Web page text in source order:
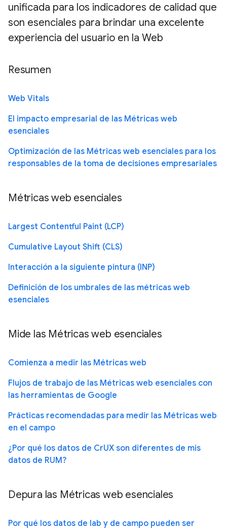
unificada para los indicadores de calidad que
son esenciales para brindar una excelente
experiencia del usuario en la Web
Resumen
Web Vitals
El impacto empresarial de las Métricas web
esenciales
Optimización de las Métricas web esenciales para los
responsables de la toma de decisiones empresariales
Métricas web esenciales
Largest Contentful Paint (LCP)
Cumulative Layout Shift (CLS)
Interacción a la siguiente pintura (INP)
Definición de los umbrales de las métricas web
esenciales
Mide las Métricas web esenciales
Comienza a medir las Métricas web
Flujos de trabajo de las Métricas web esenciales con
las herramientas de Google
Prácticas recomendadas para medir las Métricas web
en el campo
¿Por qué los datos de CrUX son diferentes de mis
datos de RUM?
Depura las Métricas web esenciales
Por qué los datos de lab y de campo pueden ser